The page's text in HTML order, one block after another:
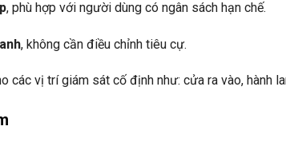
, phù hợp với người dùng có ngân sách hạn chế.
, không cần điều chỉnh tiêu cự.
các vị trí giám sát cố định như: cửa ra vào, hành